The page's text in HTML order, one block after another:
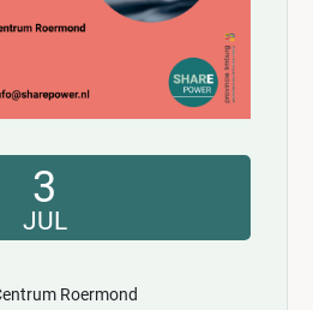
3
JUL
Roermond